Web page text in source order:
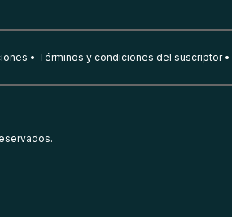
Términos y condiciones del suscriptor